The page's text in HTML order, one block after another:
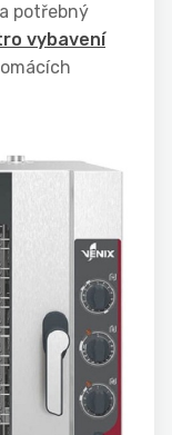
potřebný
vybavení